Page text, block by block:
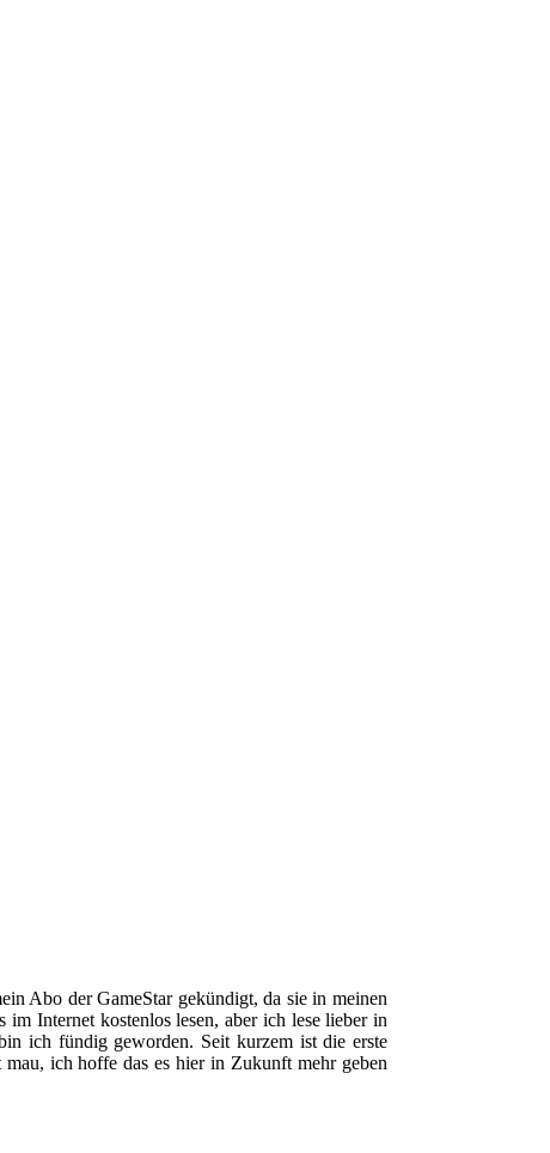
Abo der GameStar gekündigt, da sie in meinen
Internet kostenlos lesen, aber ich lese lieber in
ich fündig geworden. Seit kurzem ist die erste
ich hoffe das es hier in Zukunft mehr geben